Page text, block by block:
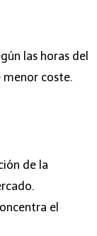
las horas del
menor coste.
de la
el